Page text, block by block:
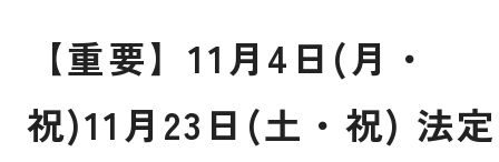
【重要】11月 4 日 (月 ・
祝)11月 23 日 (土 ・ 祝) 法定